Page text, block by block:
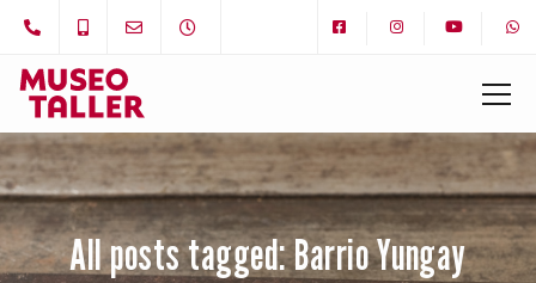
All posts tagged: Barrio Yungay